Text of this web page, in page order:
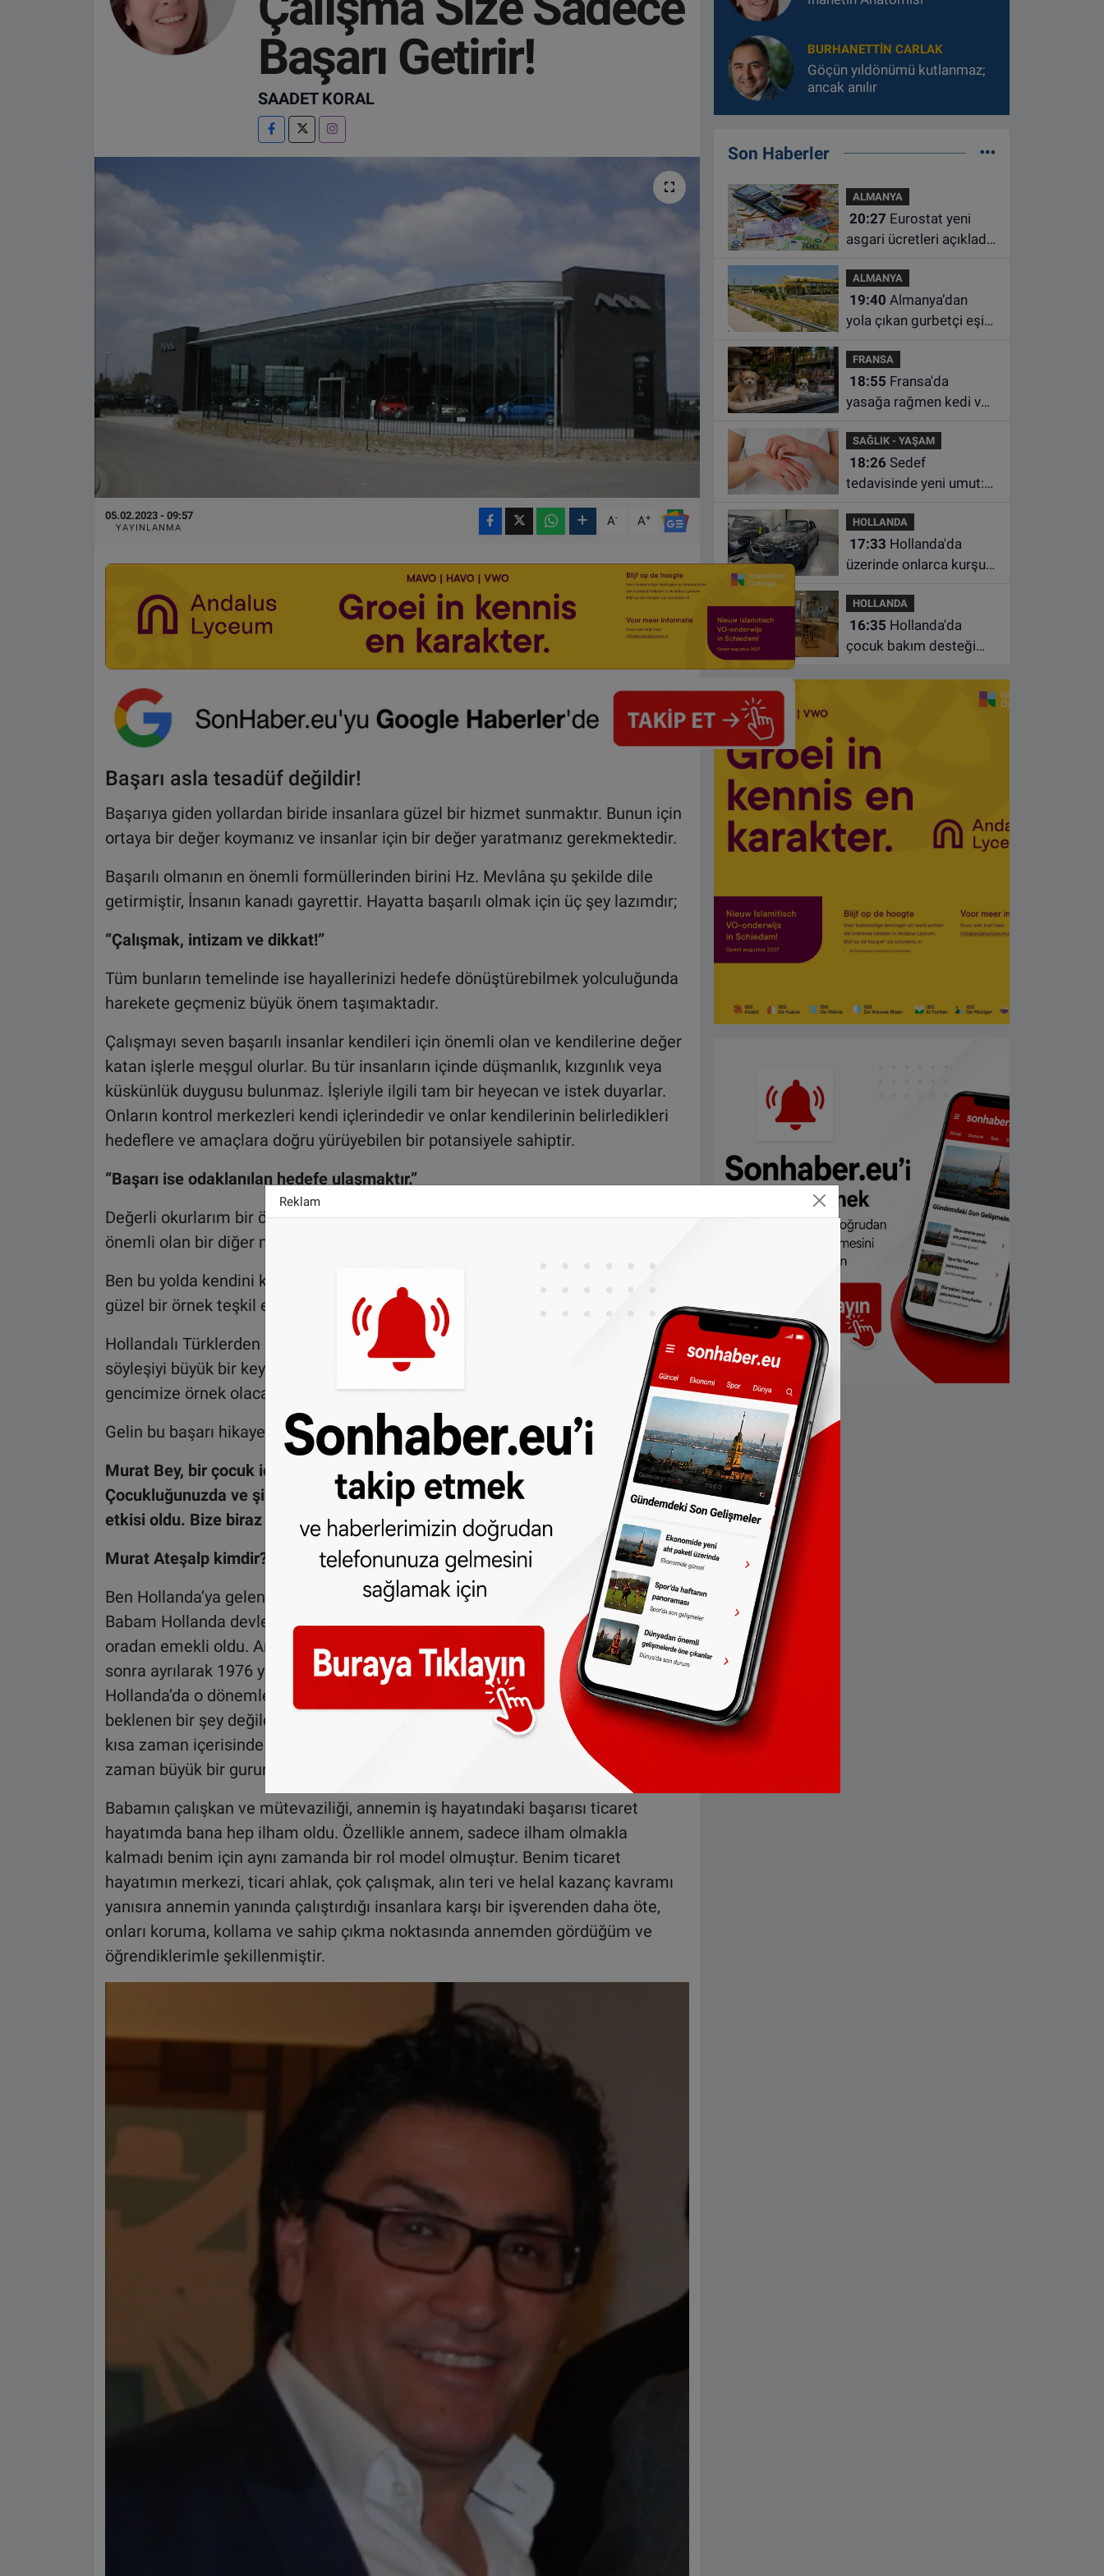
Başarı Getirir!
SAADET KORAL
05.02.2023 - 09:57
YAYINLANMA A- A+
Başarı asla tesadüf değildir!
Başarıya giden yollardan biride insanlara güzel bir hizmet sunmaktır. Bunun için
ortaya bir değer koymanız ve insanlar için bir değer yaratmanız gerekmektedir.
Başarılı olmanın en önemli formüllerinden birini Hz. Mevlâna şu şekilde dile
getirmiştir, İnsanın kanadı gayrettir. Hayatta başarılı olmak için üç şey lazımdır;
“Çalışmak, intizam ve dikkat!”
Tüm bunların temelinde ise hayallerinizi hedefe dönüştürebilmek yolculuğunda
harekete geçmeniz büyük önem taşımaktadır.
Çalışmayı seven başarılı insanlar kendileri için önemli olan ve kendilerine değer
katan işlerle meşgul olurlar. Bu tür insanların içinde düşmanlık, kızgınlık veya
küskünlük duygusu bulunmaz. İşleriyle ilgili tam bir heyecan ve istek duyarlar.
Onların kontrol merkezleri kendi içlerindedir ve onlar kendilerinin belirledikleri
hedeflere ve amaçlara doğru yürüyebilen bir potansiyele sahiptir.
“Başarı ise odaklanılan hedefe ulaşmaktır.”
Değerli okurlarım bir önceki yazılarımda ticareti konu aldım. Ticaret kadar
önemli olan bir diğer mesele ise ticarette ki başarı ve bu başarıya giden yoldur.
Ben bu yolda kendini kanıtlamış başarılı iş insanları röportaj serime toplum için
güzel bir örnek teşkil etmek adına devam ediyorum.
Hollandalı Türklerden iş insani Murat Ateşalp bey ile yapmış olduğum bu
söyleşiyi büyük bir keyifle kaleme aldım. İnanıyorum ki bu yazı birçok girişimci
gencimize örnek olacak ve ışık tutacaktır.
Gelin bu başarı hikayesine hep birlikte şahit olalım..
Murat Bey, bir çocuk için kişiliğin en büyük mimari anne ve babadır.
Çocukluğunuzda ve şimdiki yaşamınızda bu rol modellerin üzerinizde nasıl bir
etkisi oldu. Bize biraz kendinizden bahseder misiniz?
Murat Ateşalp kimdir?
Ben Hollanda’ya gelen ilk jenerasyondan isçi bir ailenin beşinci çocuğuyum.
Babam Hollanda devlet demir yollarında isçi olarak tam yirmi altı yıl çalıştı ve
oradan emekli oldu. Annem ise isçi olarak girdiği bir işyerinden kısa zaman
sonra ayrılarak 1976 yılında Hollanda’nın ilk işçi bulma kurumunu açtı.
Hollanda’da o dönemlerde özellikle ilk gelen jenerasyondan alışılmış ve
beklenen bir şey değildi. Annemin bu girişimi yani işçi olarak geldiği bir ülkede
kısa zaman içerisinde ilk ve örnek bir Türk girişimci kadın olması bana her
zaman büyük bir gurur vermiştir.
Babamın çalışkan ve mütevaziliği, annemin iş hayatındaki başarısı ticaret
hayatımda bana hep ilham oldu. Özellikle annem, sadece ilham olmakla
kalmadı benim için aynı zamanda bir rol model olmuştur. Benim ticaret
hayatımın merkezi, ticari ahlak, çok çalışmak, alın teri ve helal kazanç kavramı
yanısıra annemin yanında çalıştırdığı insanlara karşı bir işverenden daha öte,
onları koruma, kollama ve sahip çıkma noktasında annemden gördüğüm ve
öğrendiklerimle şekillenmiştir.
BURHANETTIN CARLAK
Göçün yıldönümü kutlanmaz;
ancak anılır
Son Haberler
ALMANYA
20:27
asgari ücretleri açıkladı:
sıraya yükseldi
ALMANYA
19:40
yola çıkan gurbetçi eşini
istasyonunda unuttu
FRANSA
18:55
yasağa rağmen kedi ve
shoplara hayvan başına
1.500 euro ceza
SAĞLIK - YAŞAM
18:26
tedavisinde yeni umut:
iyileşmediği bulundu
HOLLANDA
17:33
üzerinde onlarca kurşun
euroya satışa çıktı
HOLLANDA
16:35
çocuk bakım desteği
hâlâ ek ödeme yapıyor
VIDEO GALERİ
Çerez Politikası
Reklam